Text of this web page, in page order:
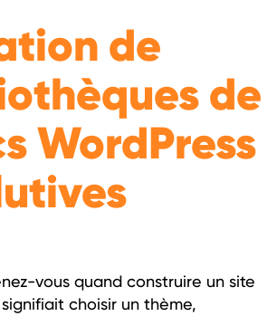
de
de
WordPress
vous quand construire un site
choisir un thème,